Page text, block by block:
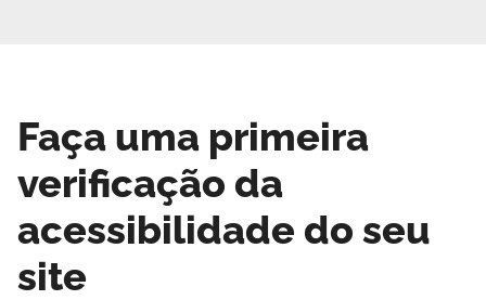
Faça uma primeira
verificação da
acessibilidade do seu
site